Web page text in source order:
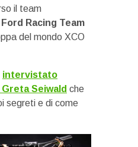
il team
Racing Team
del mondo XCO
intervistato
Seiwald che
segreti e di come